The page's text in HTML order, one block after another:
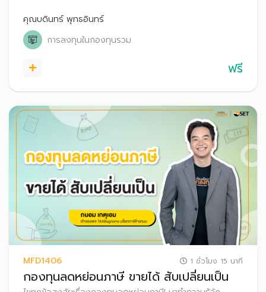
โอกาสได้รับผลตอบแทนที่ดีอย่างยั่งยืนในระยะยาว
คุณบดินทร์ พุทธอินทร์
การลงทุนในกองทุนรวม
ฟรี
MFD1406 1 ชั่วโมง 15 นาที
กองทุนลดหย่อนภาษี ขายได้ สับเปลี่ยนเป็น